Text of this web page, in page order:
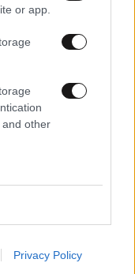
or app.
other
Privacy Policy
Διδύμους
την